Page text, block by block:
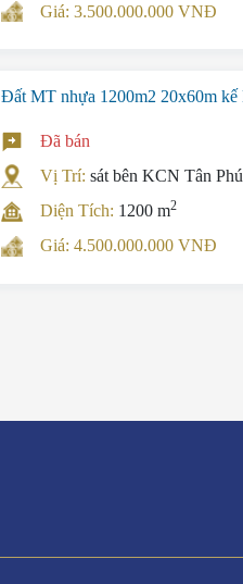
Giá: 3.500.000.000 VNĐ
Đất MT nhựa 1200m2 20x60m
Đã bán
Vị Trí:sát bên KCN Tân
Diện Tích: 1200 m2
Giá: 4.500.000.000 VNĐ